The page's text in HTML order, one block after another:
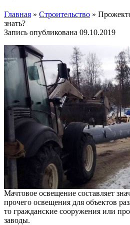
Главная » Строительство »
знать?
Запись опубликована 09.10.2019
Мачтовое освещение составляет
прочего освещения для объектов
то гражданские сооружения или
заводы.